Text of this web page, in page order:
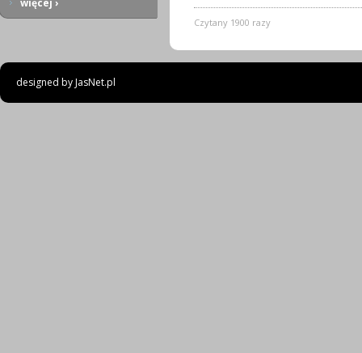
więcej ›
Czytany 1900 razy
designed byJasNet.pl